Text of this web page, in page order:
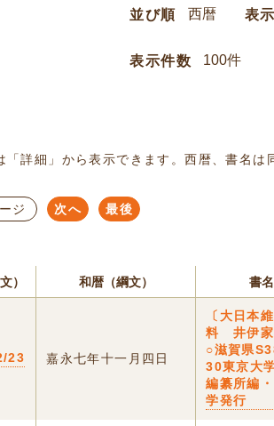
並び順 表
表示件数
「詳細」から表示できます。西暦、書名
ジ 次へ 最後
） 和暦（綱文） 書名
23 嘉永七年十一月四日
〔大日本
料 井伊家
○滋賀県
30東京大
編纂所編
学発行